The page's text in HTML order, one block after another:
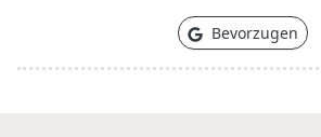
Bevorzugen